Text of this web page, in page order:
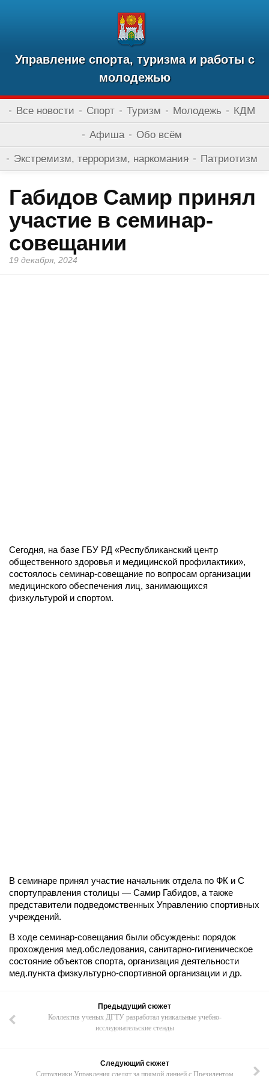
Управление спорта, туризма и работы с
молодежью
Все новости Спорт Туризм Молодежь КДМ
Афиша Обо всём
Экстремизм, терроризм, наркомания Патриотизм
Габидов Самир принял
участие в семинар-
совещании
19 декабря, 2024
Сегодня, на базе ГБУ РД «Республиканский центр
общественного здоровья и медицинской профилактики»,
состоялось семинар-совещание по вопросам организации
медицинского обеспечения лиц, занимающихся
физкультурой и спортом.
В семинаре принял участие начальник отдела по ФК и С
спортуправления столицы — Самир Габидов, а также
представители подведомственных Управлению спортивных
учреждений.
В ходе семинар-совещания были обсуждены: порядок
прохождения мед.обследования, санитарно-гигиеническое
состояние объектов спорта, организация деятельности
мед.пункта физкультурно-спортивной организации и др.
Предыдущий сюжет
Коллектив ученых ДГТУ разработал уникальные учебно-
исследовательские стенды
Следующий сюжет
Сотрудники Управления следят за прямой линией с Президентом